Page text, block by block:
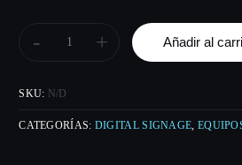
+
- Añadir al
SKU: N/D
CATEGORÍAS: DIGITAL SIGNAGE,